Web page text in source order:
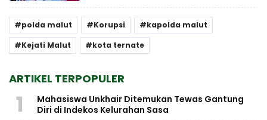
polda malut Korupsi
kapolda malut
Kejati Malut
kota ternate
ARTIKEL TERPOPULER
1
Mahasiswa Unkhair Ditemukan Tewas Gantung
Diri di Indekos Kelurahan Sasa